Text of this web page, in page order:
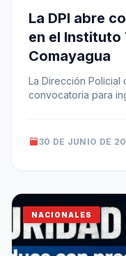
La DPI abre
en el Instituto
Comayagua
La Dirección Policial
convocatoria para
30 DE JUNIO DE
NACIONALES